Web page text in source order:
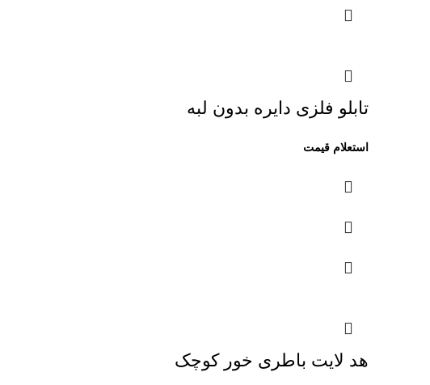
تابلو فلزی دایره بدون لبه
هد لایت باطری خور کوچک